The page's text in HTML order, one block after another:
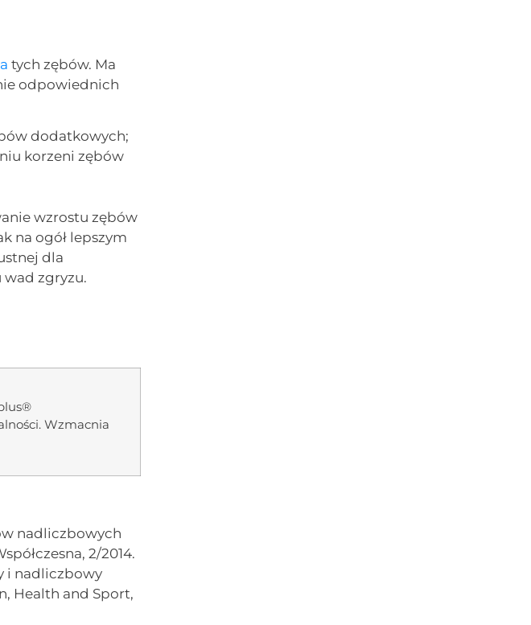
tych zębów. Ma
odpowiednich
dodatkowych;
korzeni zębów
wzrostu zębów
na ogół lepszym
dla
wad zgryzu.
Wzmacnia
nadliczbowych
2/2014.
i nadliczbowy
Health and Sport,